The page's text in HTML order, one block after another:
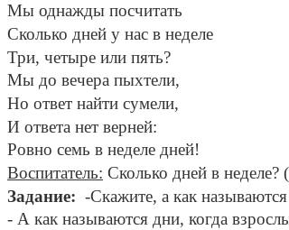
Мы однажды посчитать
Сколько дней у нас в неделе
Три, четыре или пять?
Мы до вечера пыхтели,
Но ответ найти сумели,
И ответа нет верней:
Ровно семь в неделе дней!
Воспитатель: Сколько дней в неделе? (
Задание: -Скажите, а как
- А как называются дни, когда